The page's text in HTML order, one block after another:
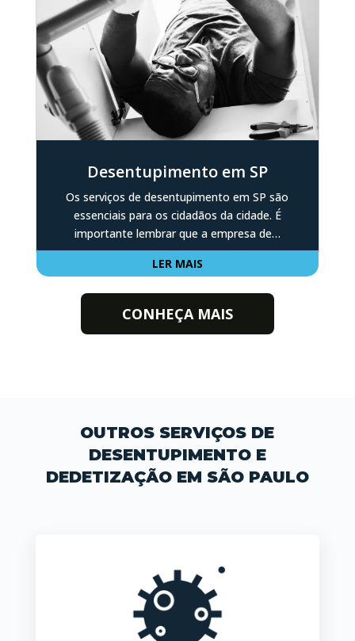
Desentupimento em SP
Os serviços de desentupimento em SP são
essenciais para os cidadãos da cidade. É
importante lembrar que a empresa de…
LER MAIS
CONHEÇA MAIS
OUTROS SERVIÇOS DE
DESENTUPIMENTO E
DEDETIZAÇÃO EM SÃO PAULO